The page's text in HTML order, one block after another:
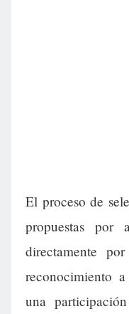
El proceso de
propuestas por
directamente
reconocimiento
una